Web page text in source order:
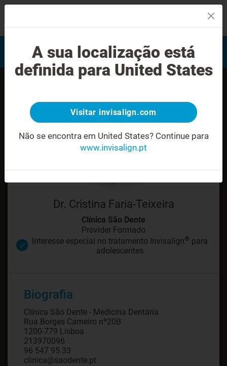
Avaliação do sorriso
Encontrar um Invisalign
provider
Dr. Cristina Faria-Teixeira
Clínica São Dente
Provider Formado
Interesse especial no tratamento Invisalign® para
adolescentes
Biografia
Clínica São Dente - Medicina Dentária
Rua Borges Carneiro nº20B
1200-779 Lisboa
213970096
96 547 95 33
clinica@saodente.pt
A sua localização está
definida para United States
Visitar invisalign.com
Não se encontra em United States? Continue para
www.invisalign.pt